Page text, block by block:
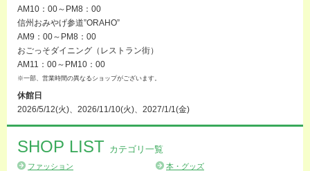
AM10：00～PM8：00
信州おみやげ参道”ORAHO”
AM9：00～PM8：00
おごっそダイニング（レストラン街）
AM11：00～PM10：00
※一部、営業時間の異なるショップがございます。
休館日
2026/5/12(火)、2026/11/10(火)、2027/1/1(金)
SHOP LIST カテゴリ一覧
ファッション
本・グッズ